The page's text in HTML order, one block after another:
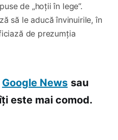
de „hoții în lege”.
să le aducă învinuirile, în
de prezumția
Google News sau
este mai comod.